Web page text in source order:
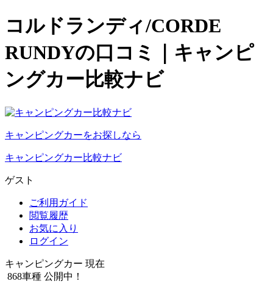
コルドランディ/CORDE
RUNDYの口コミ｜キャンピ
ングカー比較ナビ
キャンピングカーをお探しなら
キャンピングカー比較ナビ
ゲスト
ご利用ガイド
閲覧履歴
お気に入り
ログイン
キャンピングカー 現在
868車種 公開中！